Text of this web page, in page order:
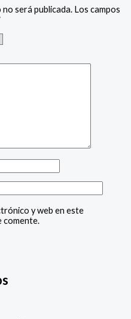
será publicada. Los campos
y web en este
comente.